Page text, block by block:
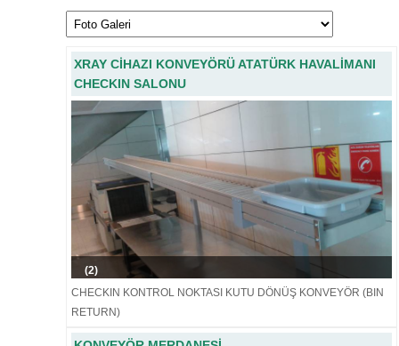
XRAY CİHAZI KONVEYÖRÜ ATATÜRK HAVALİMANI
CHECKIN SALONU
(2)
CHECKIN KONTROL NOKTASI KUTU DÖNÜŞ KONVEYÖR (BIN
RETURN)